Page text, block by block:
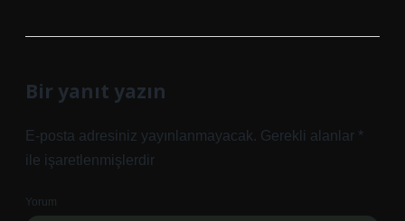
Bir yanıt yazın
E-posta adresiniz yayınlanmayacak. Gerekli alanlar *
ile işaretlenmişlerdir
Yorum